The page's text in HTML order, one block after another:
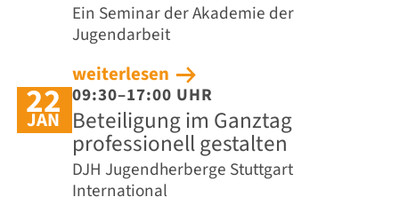
Ein Seminar der Akademie der
Jugendarbeit
weiterlesen
22
JAN
09:30–17:00 UHR
Beteiligung im Ganztag
professionell gestalten
DJH Jugendherberge Stuttgart
International